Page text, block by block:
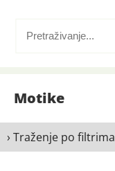
Motike
› Traženje po filtrima